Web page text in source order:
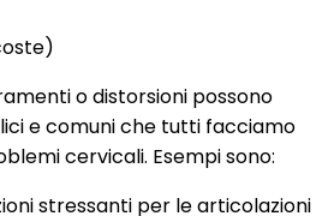
o distorsioni possono
e comuni che tutti facciamo
cervicali. Esempi sono:
stressanti per le articolazioni